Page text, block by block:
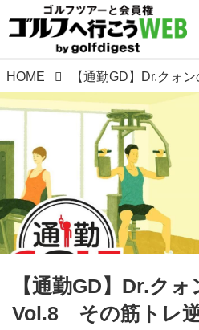
HOME
【通勤GD】Dr.ク
Vol.8 その筋トレ